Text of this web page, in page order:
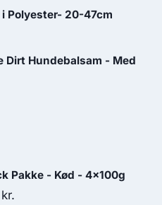
Polyester- 20-47cm
Dirt Hundebalsam - Med
Pakke - Kød - 4x100g
kr.